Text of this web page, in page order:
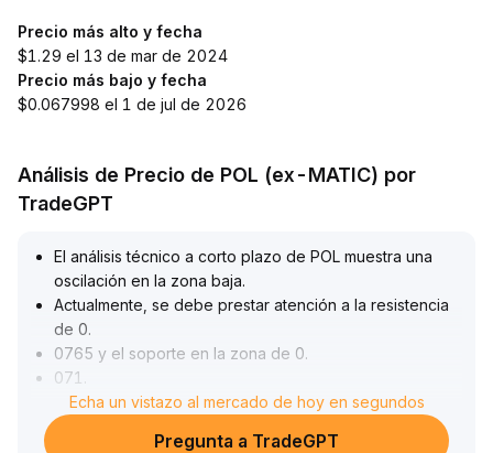
Precio más alto y fecha
$1.29 el 13 de mar de 2024
Precio más bajo y fecha
$0.067998 el 1 de jul de 2026
Análisis de Precio de POL (ex-MATIC) por
TradeGPT
El análisis técnico a corto plazo de POL muestra una
oscilación en la zona baja.
Actualmente, se debe prestar atención a la resistencia
de 0.
0765 y el soporte en la zona de 0.
071
Si el precio rompe al alza con aumento de volumen,
existe posibilidad de recuperación a corto plazo; de lo
Echa un vistazo al mercado de hoy en segundos
Pregunta a TradeGPT